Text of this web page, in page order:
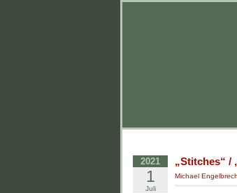
2021
1
Juli
„Stitches“ /
Michael